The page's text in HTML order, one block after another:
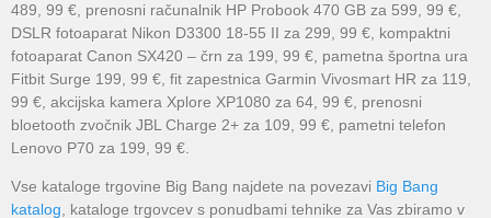
489, 99 €, prenosni računalnik HP Probook 470 GB za 599, 99 €,
DSLR fotoaparat Nikon D3300 18-55 II za 299, 99 €, kompaktni
fotoaparat Canon SX420 – črn za 199, 99 €, pametna športna ura
Fitbit Surge 199, 99 €, fit zapestnica Garmin Vivosmart HR za 119,
99 €, akcijska kamera Xplore XP1080 za 64, 99 €, prenosni
bloetooth zvočnik JBL Charge 2+ za 109, 99 €, pametni telefon
Lenovo P70 za 199, 99 €.
Vse kataloge trgovine Big Bang najdete na povezavi Big Bang
katalog , kataloge trgovcev s ponudbami tehnike za Vas zbiramo v